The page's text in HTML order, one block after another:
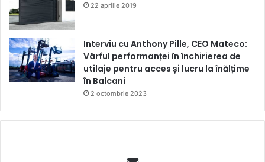
22 aprilie 2019
Interviu cu Anthony Pille, CEO Mateco:
Vârful performanței în închirierea de
utilaje pentru acces și lucru la înălțime
în Balcani
2 octombrie 2023